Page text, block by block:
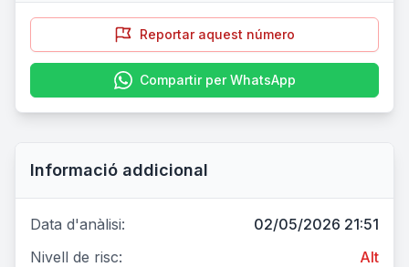
Reportar aquest número
Compartir per WhatsApp
Informació addicional
Data d'anàlisi:
02/05/2026 21:51
Nivell de risc:
Alt